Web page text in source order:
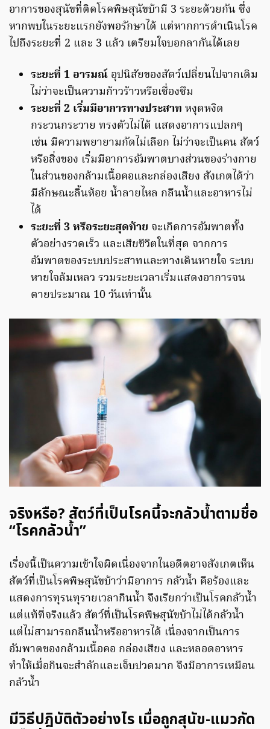
อาการของสุนัขที่ติดโรคพิษสุนัขบ้ามี 3 ระยะด้วยกัน ซึ่ง
หากพบในระยะแรกยังพอรักษาได้ แต่หากการดำเนินโรค
ไปถึงระยะที่ 2 และ 3 แล้ว เตรียมใจบอกลากันได้เลย
ระยะที่ 1 อารมณ์ อุปนิสัยของสัตว์เปลี่ยนไปจากเดิม
ไม่ว่าจะเป็นความก้าวร้าวหรือเซื่องซึม
ระยะที่ 2 เริ่มมีอาการทางประสาท หงุดหงิด
กระวนกระวาย ทรงตัวไม่ได้ แสดงอาการแปลกๆ
เช่น มีความพยายามกัดไม่เลือก ไม่ว่าจะเป็นคน สัตว์
หรือสิ่งของ เริ่มมีอาการอัมพาตบางส่วนของร่างกาย
ในส่วนของกล้ามเนื้อคอและกล่องเสียง สังเกตได้ว่า
มีลักษณะลิ้นห้อย น้ำลายไหล กลืนน้ำและอาหารไม่
ได้
ระยะที่ 3 หรือระยะสุดท้าย จะเกิดการอัมพาตทั้ง
ตัวอย่างรวดเร็ว และเสียชีวิตในที่สุด จากการ
อัมพาตของระบบประสาทและทางเดินหายใจ ระบบ
หายใจล้มเหลว รวมระยะเวลาเริ่มแสดงอาการจน
ตายประมาณ 10 วันเท่านั้น
จริงหรือ? สัตว์ที่เป็นโรคนี้จะกลัวน้ำตามชื่อ
“โรคกลัวน้ำ”
เรื่องนี้เป็นความเข้าใจผิดเนื่องจากในอดีตอาจสังเกตเห็น
สัตว์ที่เป็นโรคพิษสุนัขบ้าว่ามีอาการ กลัวน้ำ คือร้องและ
แสดงการทุรนทุรายเวลากินน้ำ จึงเรียกว่าเป็นโรคกลัวน้ำ
แต่แท้ที่จริงแล้ว สัตว์ที่เป็นโรคพิษสุนัขบ้าไม่ได้กลัวน้ำ
แต่ไม่สามารถกลืนน้ำหรืออาหารได้ เนื่องจากเป็นการ
อัมพาตของกล้ามเนื้อคอ กล่องเสียง และหลอดอาหาร
ทำให้เมื่อกินจะสำลักและเจ็บปวดมาก จึงมีอาการเหมือน
กลัวน้ำ
มีวิธีปฎิบัติตัวอย่างไร เมื่อถูกสุนัข-แมวกัด